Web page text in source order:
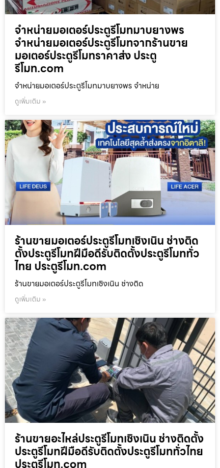
จำหน่ายมอเตอร์ประตูรีโมทมาบยางพร
จำหน่ายมอเตอร์ประตูรีโมทจากร้านขาย
มอเตอร์ประตูรีโมทราคาส่ง ประตู
รีโมท.com
จำหน่ายมอเตอร์ประตูรีโมทมาบยางพร จำหน่าย
ดูเพิ่มเติม »
ร้านขายมอเตอร์ประตูรีโมทเชิงเนิน ช่างติด
ตั้งประตูรีโมทฝีมือดีรับติดตั้งประตูรีโมททั่ว
ไทย ประตูรีโมท.com
ร้านขายมอเตอร์ประตูรีโมทเชิงเนิน ช่างติด
ดูเพิ่มเติม »
ร้านขายอะไหล่ประตูรีโมทเชิงเนิน ช่างติดตั้ง
ประตูรีโมทฝีมือดีรับติดตั้งประตูรีโมททั่วไทย
ประตูรีโมท.com